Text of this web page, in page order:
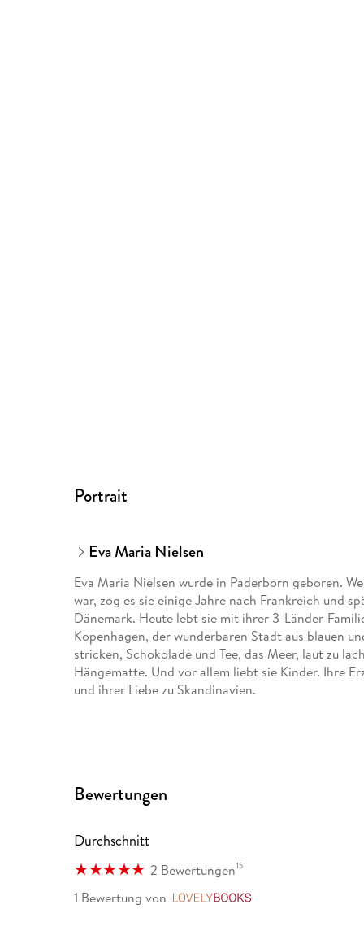
Portrait
Eva Maria Nielsen
Eva Maria Nielsen wurde in Paderborn geboren.
war, zog es sie einige Jahre nach Frankreich und
Dänemark. Heute lebt sie mit ihrer 3-Länder-
Kopenhagen, der wunderbaren Stadt aus blauen
stricken, Schokolade und Tee, das Meer, laut zu
Hängematte. Und vor allem liebt sie Kinder. Ihre
und ihrer Liebe zu Skandinavien.
Bewertungen
Durchschnitt
2 Bewertungen15
1 Bewertung von